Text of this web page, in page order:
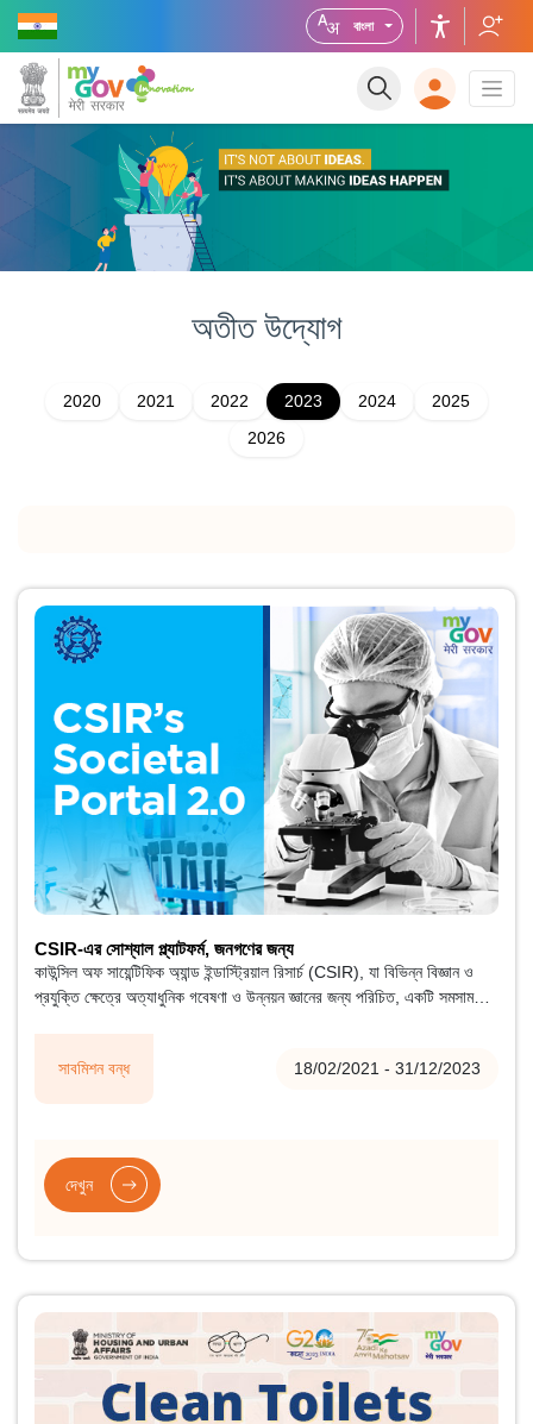
বাংলা
অতীতউদ্যোগ
2020 2021 2022 2023 2024
2025
2026
সাবমিশন বন্ধ 18/02/2021 - 31/12/2023
CSIR-এর সোশ্যাল প্ল্যাটফর্ম, জনগণের জন্য
কাউন্সিল অফ সায়েন্টিফিক অ্যান্ড ইন্ডাস্ট্রিয়াল রিসার্চ (CSIR), যা বিভিন্ন বিজ্ঞান ও
প্রযুক্তি ক্ষেত্রে অত্যাধুনিক গবেষণা ও উন্নয়ন জ্ঞানের জন্য পরিচিত, একটি সমসাময়িক
গতিশীল নেটওয়ার্ক রয়েছে।
দেখুন